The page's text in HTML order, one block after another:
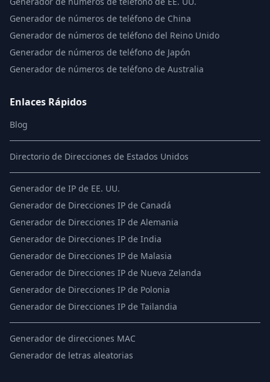
Generador de números de teléfono de China
Generador de números de teléfono del Reino Unido
Generador de números de teléfono de Japón
Generador de números de teléfono de Australia
Enlaces Rápidos
Blog
Directorio de Direcciones de Estados Unidos
Generador de IP de EE. UU.
Generador de Direcciones IP de Canadá
Generador de Direcciones IP de Alemania
Generador de Direcciones IP de India
Generador de Direcciones IP de Malasia
Generador de Direcciones IP de Nueva Zelanda
Generador de Direcciones IP de Polonia
Generador de Direcciones IP de Tailandia
Generador de direcciones MAC
Generador de letras aleatorias